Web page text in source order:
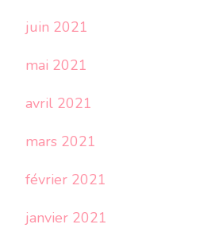
juin 2021
mai 2021
avril 2021
mars 2021
février 2021
janvier 2021